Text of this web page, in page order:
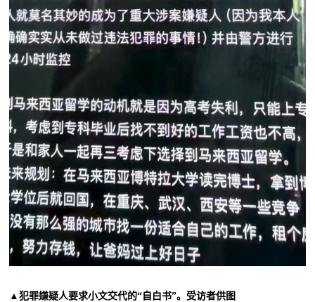
▲犯罪嫌疑人要求小文交代的“自白书”。受访者供图